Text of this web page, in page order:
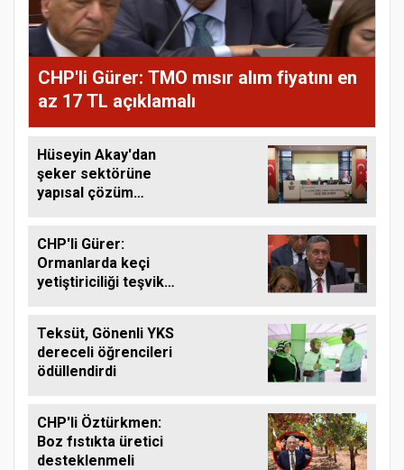
CHP'li Gürer: TMO mısır alım fiyatını en
az 17 TL açıklamalı
Hüseyin Akay'dan
şeker sektörüne
yapısal çözüm
CHP'li Gürer:
Ormanlarda keçi
yetiştiriciliği teşvik
Teksüt, Gönenli YKS
dereceli öğrencileri
ödüllendirdi
CHP'li Öztürkmen:
Boz fıstıkta üretici
desteklenmeli